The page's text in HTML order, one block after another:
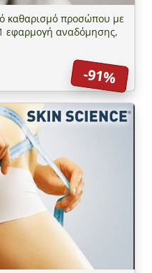
καθαρισμό προσώπου με
εφαρμογή αναδόμησης,
-91%